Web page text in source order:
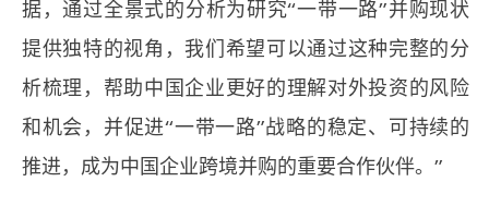
据，通过全景式的分析为研究“一带一路”并购现状
提供独特的视角，我们希望可以通过这种完整的分
析梳理，帮助中国企业更好的理解对外投资的风险
和机会，并促进“一带一路”战略的稳定、可持续的
推进，成为中国企业跨境并购的重要合作伙伴。”